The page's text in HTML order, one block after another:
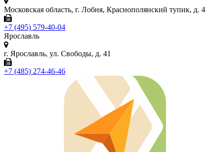
Московская область, г. Лобня, Краснополянский тупик, д. 4
+7 (495) 579-40-04
Ярославль
г. Ярославль, ул. Свободы, д. 41
+7 (485) 274-46-46